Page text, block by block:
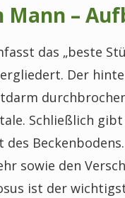
Mann –
das „beste
Der
Schließlich
des
sowie den
ist der